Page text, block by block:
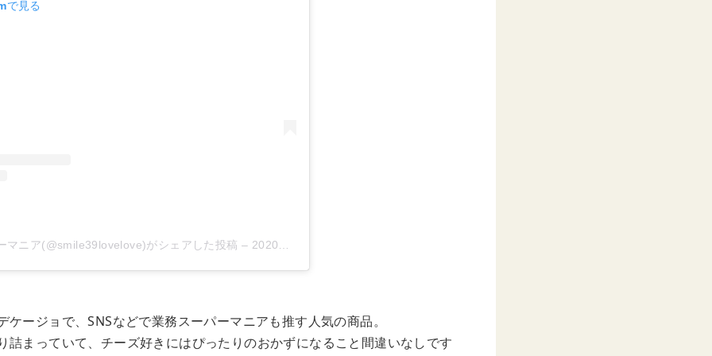
で見る
マニア(@smile39lovelove)がシェアした投稿 – 2020年 8月月19日午前6時31分PDT
ケージョで、SNSなどで業務スーパーマニアも推す人気の商品。
詰まっていて、チーズ好きにはぴったりのおかずになること間違いなしです